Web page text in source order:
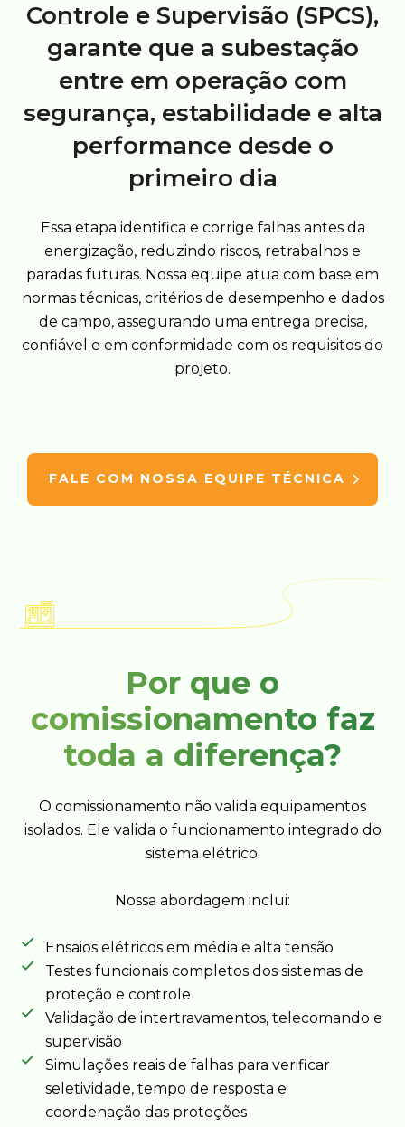
Controle e Supervisão (SPCS),
garante que a subestação
entre em operação com
segurança, estabilidade e alta
performance desde o
primeiro dia
Essa etapa identifica e corrige falhas antes da
energização, reduzindo riscos, retrabalhos e
paradas futuras. Nossa equipe atua com base em
normas técnicas, critérios de desempenho e dados
de campo, assegurando uma entrega precisa,
confiável e em conformidade com os requisitos do
projeto.
FALE COM NOSSA EQUIPE TÉCNICA
Por que o
comissionamento faz
toda a diferença?
O comissionamento não valida equipamentos
isolados. Ele valida o funcionamento integrado do
sistema elétrico.
Nossa abordagem inclui:
Ensaios elétricos em média e alta tensão
Testes funcionais completos dos sistemas de
proteção e controle
Validação de intertravamentos, telecomando e
supervisão
Simulações reais de falhas para verificar
seletividade, tempo de resposta e
coordenação das proteções